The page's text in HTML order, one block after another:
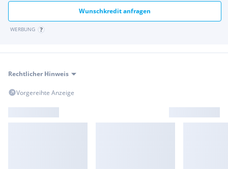
Wunschkredit anfragen
WERBUNG
Rechtlicher Hinweis
Vorgereihte Anzeige